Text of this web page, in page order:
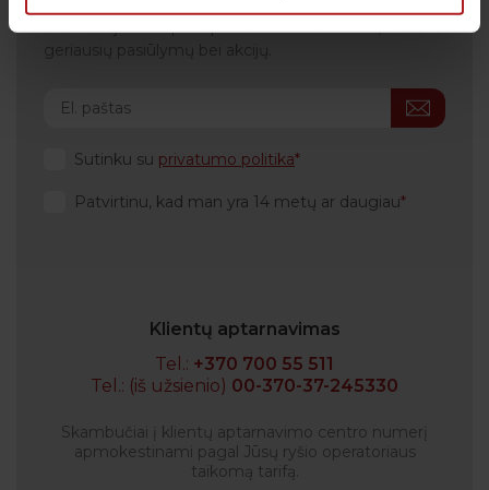
Sutinku su privatumo politika
Patvirtinu, kad man yra 14 metų ar daugiau
Klientų aptarnavimas
Tel.: +370 700 55 511
Tel.: (iš užsienio) 00-370-37-245330
Skambučiai į klientų aptarnavimo centro numerį
apmokestinami pagal Jūsų ryšio operatoriaus
taikomą tarifą.